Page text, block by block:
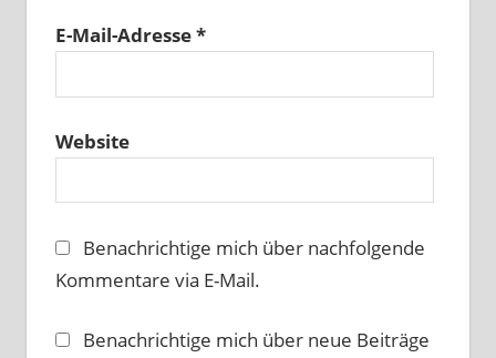
E-Mail-Adresse*
Website
Benachrichtige mich über nachfolgende
Kommentare via E-Mail.
Benachrichtige mich über neue Beiträge